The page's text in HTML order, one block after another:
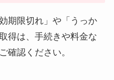
期限切れ」や「うっか
得は、手続きや料金な
確認ください。